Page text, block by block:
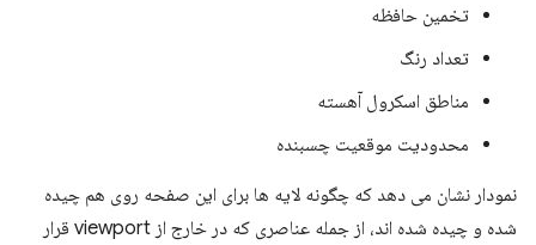
تخمین حافظه
تعداد رنگ
مناطق اسکرول آهسته
محدودیت موقعیت چسبنده
نمودار نشان می دهد که چگونه لایه ها برای این صفحه روی هم چیده
شده و چیده شده اند، از جمله عناصری که در خارج از viewport قرار